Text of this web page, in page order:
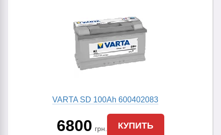
VARTA SD 100Ah 600402083
6800 грн. КУПИТЬ